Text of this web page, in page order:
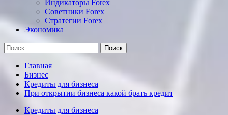
Индикаторы Forex
Советники Forex
Стратегии Forex
Экономика
Найти:
Главная
Бизнес
Кредиты для бизнеса
При открытии бизнеса какой брать кредит
Кредиты для бизнеса